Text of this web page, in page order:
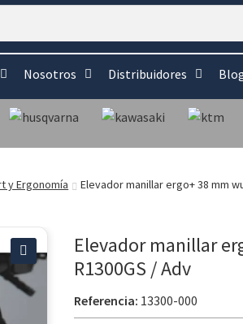
Nosotros Distribuidores
y Ergonomía Elevador manillar ergo+ 38 mm
🔍
Elevador manillar
R1300GS / Adv
Referencia: 13300-000